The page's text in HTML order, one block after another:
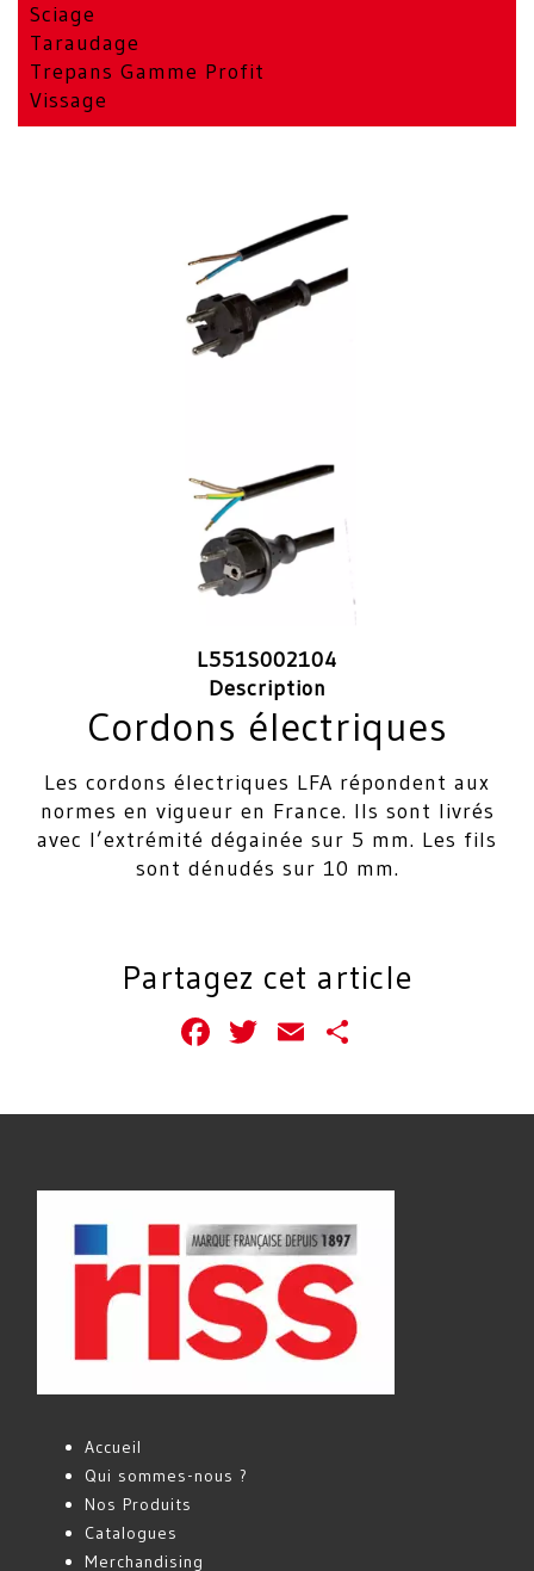
Sciage
Taraudage
Trepans Gamme Profit
Vissage
L551S002104
Description
Cordons électriques
Les cordons électriques LFA répondent aux
normes en vigueur en France. Ils sont livrés
avec l’extrémité dégainée sur 5 mm. Les fils
sont dénudés sur 10 mm.
Partagez cet article
Facebook
Twitter
Email
Accueil
Qui sommes-nous ?
Nos Produits
Catalogues
Merchandising